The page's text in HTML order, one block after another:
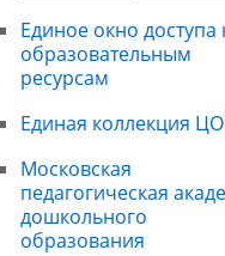
Единое окно доступа
образовательным
ресурсам
Единая коллекция
Московская
педагогическая
дошкольного
образования